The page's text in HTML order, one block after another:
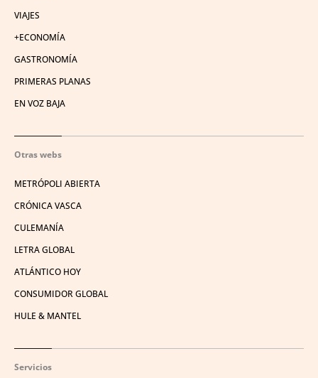
VIAJES
+ECONOMÍA
GASTRONOMÍA
PRIMERAS PLANAS
EN VOZ BAJA
Otras webs
METRÓPOLI ABIERTA
CRÓNICA VASCA
CULEMANÍA
LETRA GLOBAL
ATLÁNTICO HOY
CONSUMIDOR GLOBAL
HULE & MANTEL
Servicios